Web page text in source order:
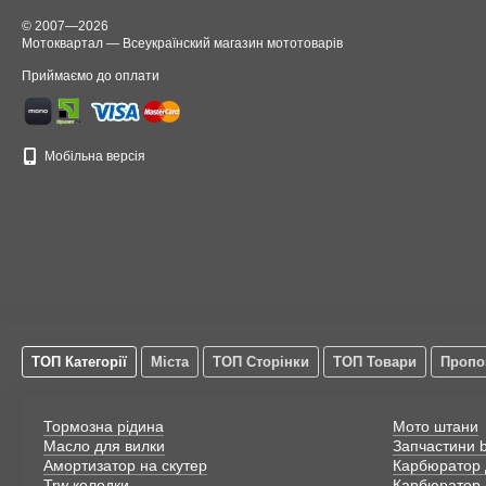
Що для
безпека. У
необхідно
досягненні
Отже, завдяки
налагодити
готелів;
© 2007—2026
Мотоквартал — Всеукраїнский магазин мототоварів
Приймаємо до оплати
Мобільна версія
ТОП Категорії Міста ТОП Сторінки ТОП Товари
Тормозна рідина
Масло для вилки
Амортизатор на скутер
Мото штани
Запчастини
Карбюратор